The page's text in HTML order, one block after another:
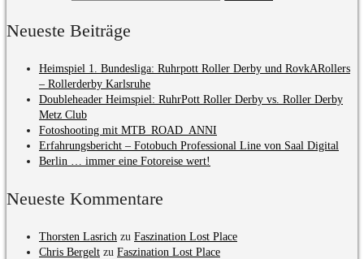
Neueste Beiträge
Heimspiel 1. Bundesliga: Ruhrpott Roller Derby und RovkARollers
– Rollerderby Karlsruhe
Doubleheader Heimspiel: RuhrPott Roller Derby vs. Roller Derby
Metz Club
Fotoshooting mit MTB_ROAD_ANNI
Erfahrungsbericht – Fotobuch Professional Line von Saal Digital
Berlin … immer eine Fotoreise wert!
Neueste Kommentare
Thorsten Lasrich zu Faszination Lost Place
Chris Bergelt zu Faszination Lost Place